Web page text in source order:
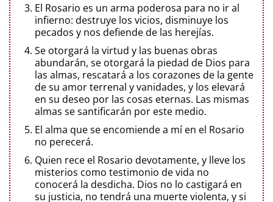
El Rosario es un arma poderosa para no ir al
infierno: destruye los vicios, disminuye los
pecados y nos defiende de las herejías.
Se otorgará la virtud y las buenas obras
abundarán, se otorgará la piedad de Dios para
las almas, rescatará a los corazones de la gente
de su amor terrenal y vanidades, y los elevará
en su deseo por las cosas eternas. Las mismas
almas se santificarán por este medio.
El alma que se encomiende a mí en el Rosario
no perecerá.
Quien rece el Rosario devotamente, y lleve los
misterios como testimonio de vida no
conocerá la desdicha. Dios no lo castigará en
su justicia, no tendrá una muerte violenta, y si